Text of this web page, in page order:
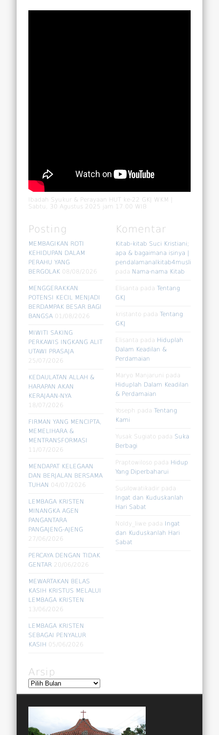
Ibadah Syukur & Perayaan HUT ke-22 GKJ WKM |
Sabtu, 30 Agustus 2025 jam 17.00 WIB
Posting
MEMBAGIKAN ROTI
KEHIDUPAN DALAM
PERAHU YANG
BERGOLAK 08/08/2026
MENGGERAKKAN
POTENSI KECIL MENJADI
BERDAMPAK BESAR BAGI
BANGSA 01/08/2026
MIWITI SAKING
PERKAWIS INGKANG ALIT
UTAWI PRASAJA
25/07/2026
KEDAULATAN ALLAH &
HARAPAN AKAN
KERAJAAN-NYA
18/07/2026
FIRMAN YANG MENCIPTA,
MEMELIHARA &
MENTRANSFORMASI
11/07/2026
MENDAPAT KELEGAAN
DAN BERJALAN BERSAMA
TUHAN 04/07/2026
LEMBAGA KRISTEN
MINANGKA AGEN
PANGANTARA
PANGAJENG-AJENG
27/06/2026
PERCAYA DENGAN TIDAK
GENTAR 20/06/2026
MEWARTAKAN BELAS
KASIH KRISTUS MELALUI
LEMBAGA KRISTEN
13/06/2026
LEMBAGA KRISTEN
SEBAGAI PENYALUR
KASIH 05/06/2026
Komentar
Kitab-kitab Suci Kristiani;
apa & bagaimana isinya |
pendalamanalkitab4muslim
pada Nama-nama Kitab
Elisanta padaTentang
GKJ
kristanto padaTentang
GKJ
Elisanta pada Hiduplah
Dalam Keadilan &
Perdamaian
Maryo Manjaruni pada
Hiduplah Dalam Keadilan
& Perdamaian
Yoseph padaTentang
Kami
Yusak Sugiato pada Suka
Berbagi
Praptowiloso pada Hidup
Yang Diperbaharui
Susilowatikadir pada
Ingat dan Kuduskanlah
Hari Sabat
Noldy_liwe pada Ingat
dan Kuduskanlah Hari
Sabat
Arsip
Arsip